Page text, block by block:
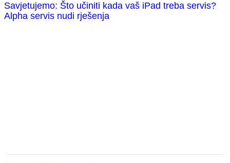
Savjetujemo: Što učiniti kada vaš iPad treba servis?
Alpha servis nudi rješenja